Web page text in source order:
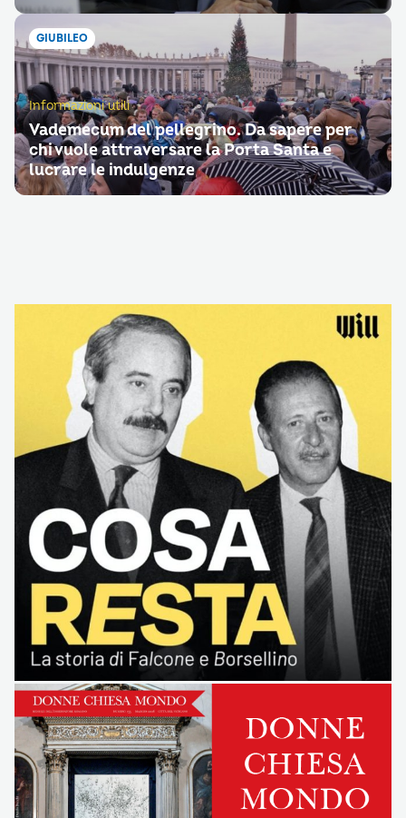
GIUBILEO
Informazioni utili
Vademecum del pellegrino. Da sapere per
chi vuole attraversare la Porta Santa e
lucrare le indulgenze